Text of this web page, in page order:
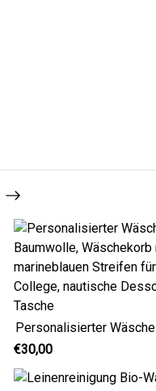
€30,00